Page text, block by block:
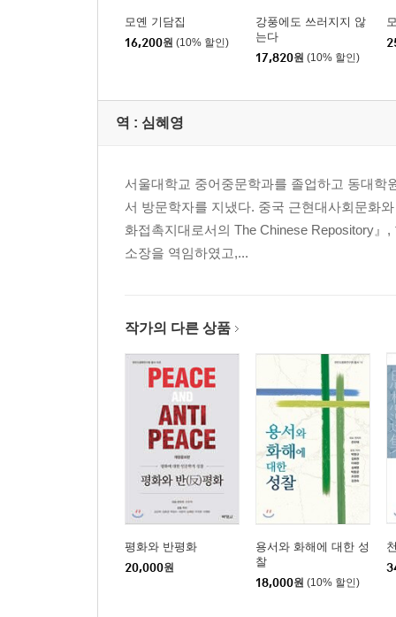
모옌 기담집
16,200원 (10% 할인)
강풍에도 쓰러지지 않
는다
17,820원 (10% 할인)
역 : 심혜영
서울대학교 중어중문학과를 졸업하고 동대
서 방문학자를 지냈다. 중국 근현대사회문화
화접촉지대로서의 The Chinese Repository
소장을 역임하였고,...
작가의 다른 상품
평화와 반평화
20,000원
용서와 화해에 대한 성
찰
18,000원 (10% 할인)